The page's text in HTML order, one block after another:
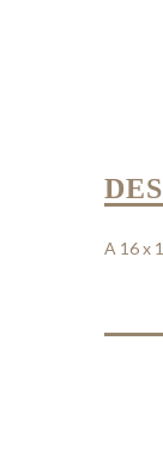
A 16 x